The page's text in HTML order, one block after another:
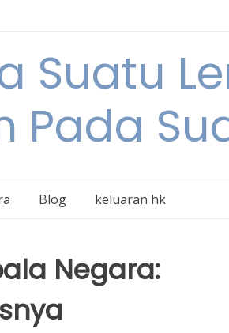
Suatu
Pada
Blog keluaran hk
Negara: